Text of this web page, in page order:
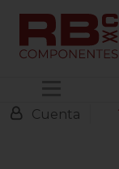
Cuenta